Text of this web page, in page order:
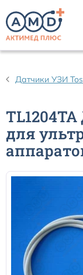
Датчики УЗИ
для
Датчики ЭЭГ BIS
Кабели
Кабели для
Датчики